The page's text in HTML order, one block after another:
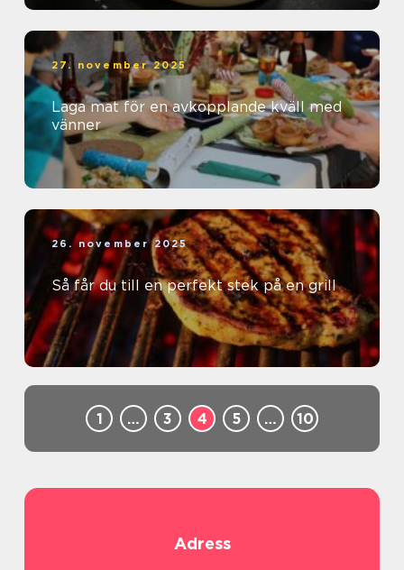
27. november 2025
Laga mat för en avkopplande kväll med
vänner
26. november 2025
Så får du till en perfekt stek på en grill
1 … 3 4 5 … 10
Adress